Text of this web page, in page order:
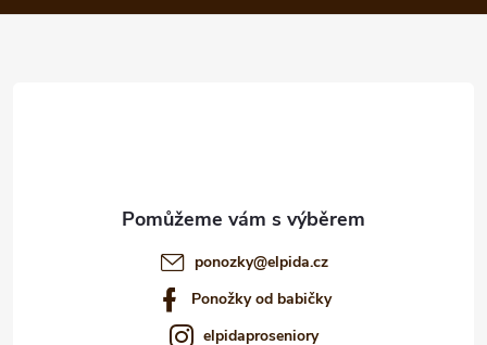
a
ponozky@elpida.cz
Ponožky od babičky
elpidaproseniory